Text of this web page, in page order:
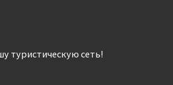
туристическую сеть!